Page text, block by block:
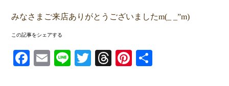
みなさまご来店ありがとうございましたm(_ _”m)
この記事をシェアする
FacebookEmail Line Twitter Threads Pinterest